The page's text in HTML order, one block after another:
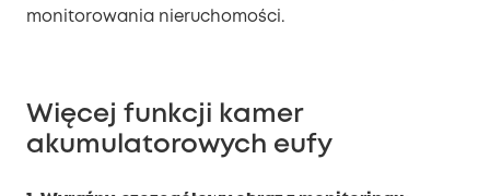
monitorowania nieruchomości.
Więcej funkcji kamer
akumulatorowych eufy